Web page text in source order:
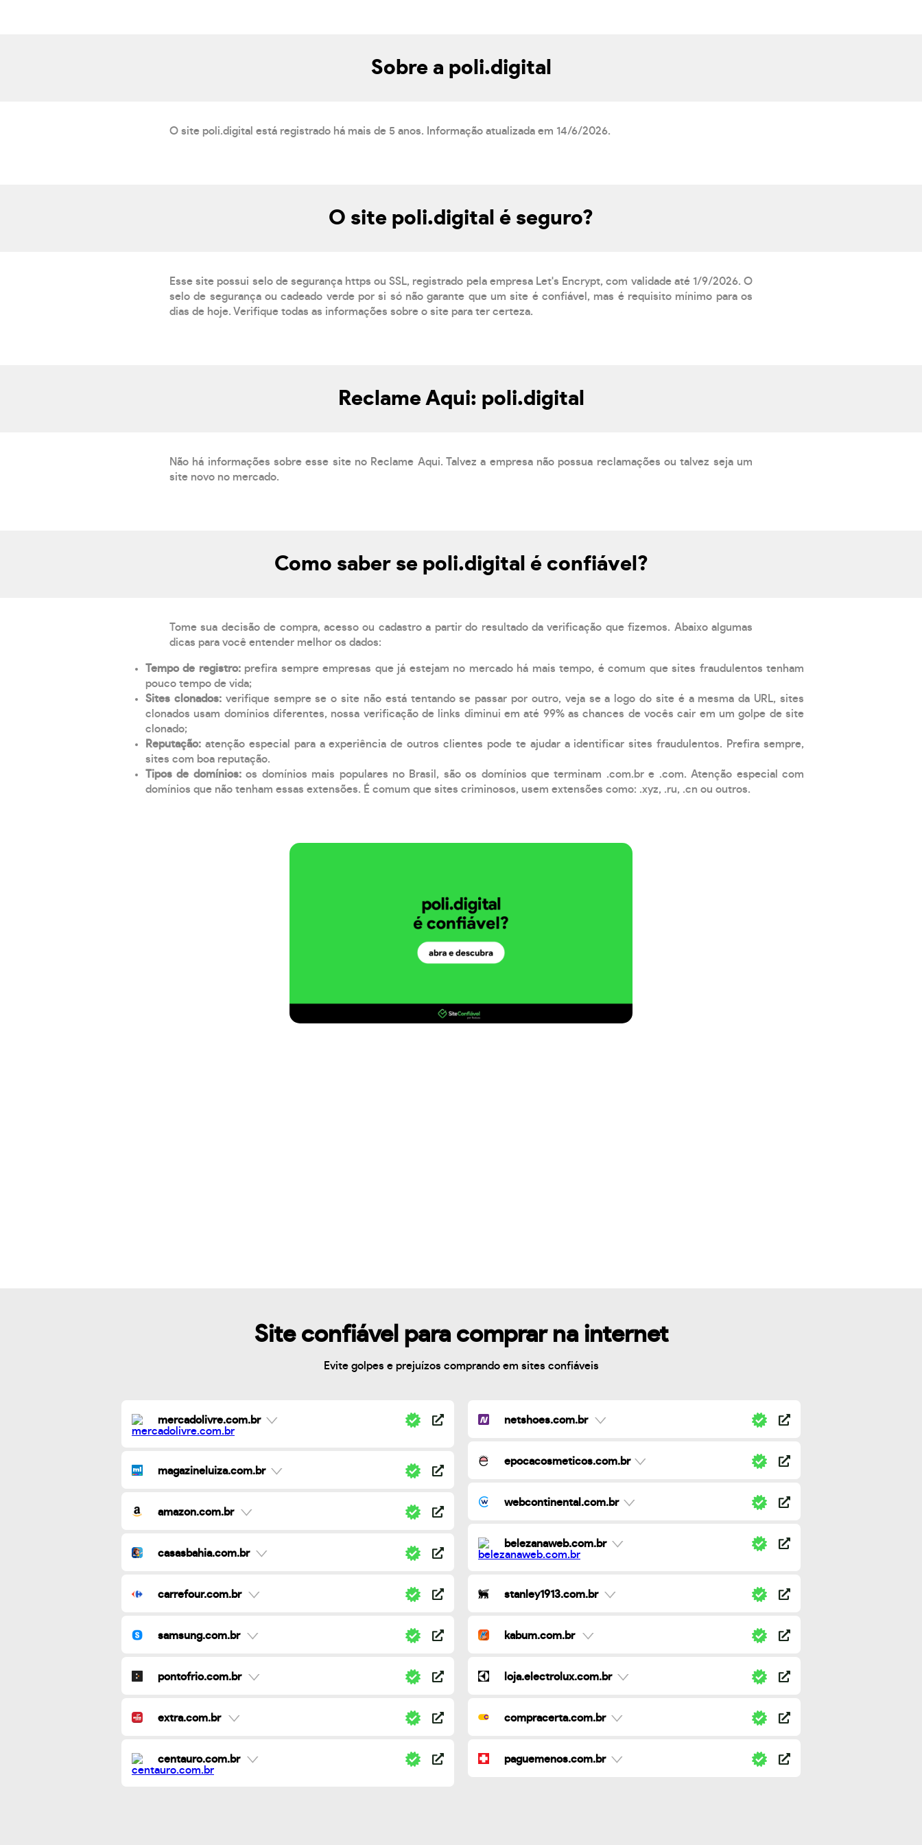
Sobre a poli.digital
O site poli.digital está registrado há mais de 5 anos. Informação atualizada em 14/6/2026.
O site poli.digital é seguro?
Esse site possui selo de segurança https ou SSL, registrado pela empresa Let's Encrypt, com validade até 1/9/2026. O
selo de segurança ou cadeado verde por si só não garante que um site é confiável, mas é requisito mínimo para os
dias de hoje. Verifique todas as informações sobre o site para ter certeza.
Reclame Aqui: poli.digital
Não há informações sobre esse site no Reclame Aqui. Talvez a empresa não possua reclamações ou talvez seja um
site novo no mercado.
Como saber se poli.digital é confiável?
Tome sua decisão de compra, acesso ou cadastro a partir do resultado da verificação que fizemos. Abaixo algumas
dicas para você entender melhor os dados:
Tempo de registro: prefira sempre empresas que já estejam no mercado há mais tempo, é comum que sites fraudulentos tenham
pouco tempo de vida;
Sites clonados: verifique sempre se o site não está tentando se passar por outro, veja se a logo do site é a mesma da URL, sites
clonados usam domínios diferentes, nossa verificação de links diminui em até 99% as chances de vocês cair em um golpe de site
clonado;
Reputação: atenção especial para a experiência de outros clientes pode te ajudar a identificar sites fraudulentos. Prefira sempre,
sites com boa reputação.
Tipos de domínios:os domínios mais populares no Brasil, são os domínios que terminam .com.br e .com. Atenção especial com
domínios que não tenham essas extensões. É comum que sites criminosos, usem extensões como: .xyz, .ru, .cn ou outros.
Site confiável para comprar na internet
Evite golpes e prejuízos comprando em sites confiáveis
mercadolivre.com.br
magazineluiza.com.br
amazon.com.br
casasbahia.com.br
carrefour.com.br
samsung.com.br
pontofrio.com.br
extra.com.br
centauro.com.br
netshoes.com.br
epocacosmeticos.com.br
webcontinental.com.br
belezanaweb.com.br
stanley1913.com.br
kabum.com.br
loja.electrolux.com.br
compracerta.com.br
paguemenos.com.br